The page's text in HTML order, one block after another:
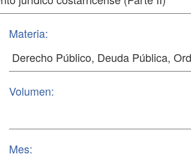
Materia:
Volumen:
Mes: